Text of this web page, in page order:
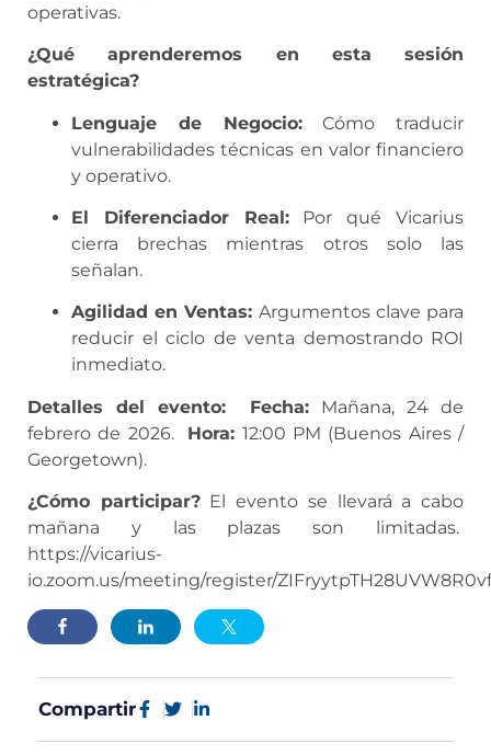
operativas.
¿Qué aprenderemos en esta sesión
estratégica?
Lenguaje de Negocio:Cómo traducir
vulnerabilidades técnicas en valor financiero
y operativo.
El Diferenciador Real:Por qué Vicarius
cierra brechas mientras otros solo las
señalan.
Agilidad en Ventas: Argumentos clave para
reducir el ciclo de venta demostrando ROI
inmediato.
Detalles del evento: Fecha: Mañana, 24 de
febrero de 2026. Hora: 12:00 PM (Buenos Aires /
Georgetown).
¿Cómo participar?El evento se llevará a cabo
mañana y las plazas son limitadas.
https://vicarius-
io.zoom.us/meeting/register/
Compartir